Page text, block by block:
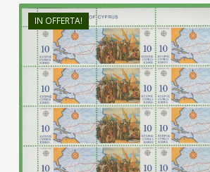
IN OFFERTA!
€32,00
€20,00